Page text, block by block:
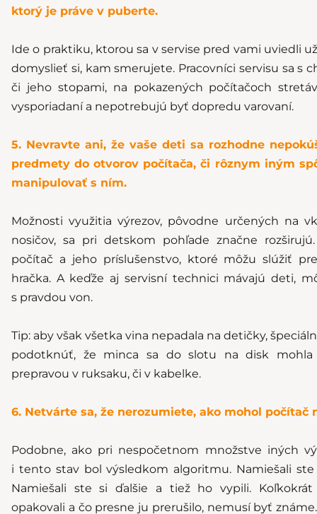
ktorý je práve v puberte.
Ide o praktiku, ktorou sa v servise pred vami uviedli
domyslieť si, kam smerujete. Pracovníci servisu sa s
či jeho stopami, na pokazených počítačoch
vysporiadaní a nepotrebujú byť dopredu varovaní.
5. Nevravte ani, že vaše deti sa rozhodne
predmety do otvorov počítača, či rôznym iným
manipulovať s ním.
Možnosti využitia výrezov, pôvodne určených na
nosičov, sa pri detskom pohľade značne
počítač a jeho príslušenstvo, ktoré môžu slúžiť
hračka. A keďže aj servisní technici mávajú deti,
s pravdou von.
Tip: aby však všetka vina nepadala na detičky,
podotknúť, že minca sa do slotu na disk
prepravou v ruksaku, či v kabelke.
6. Netvárte sa, že nerozumiete, ako mohol počítač
Podobne, ako pri nespočetnom množstve iných
i tento stav bol výsledkom algoritmu. Namiešali
Namiešali ste si ďalšie a tiež ho vypili.
opakovali a čo presne ju prerušilo, nemusí byť